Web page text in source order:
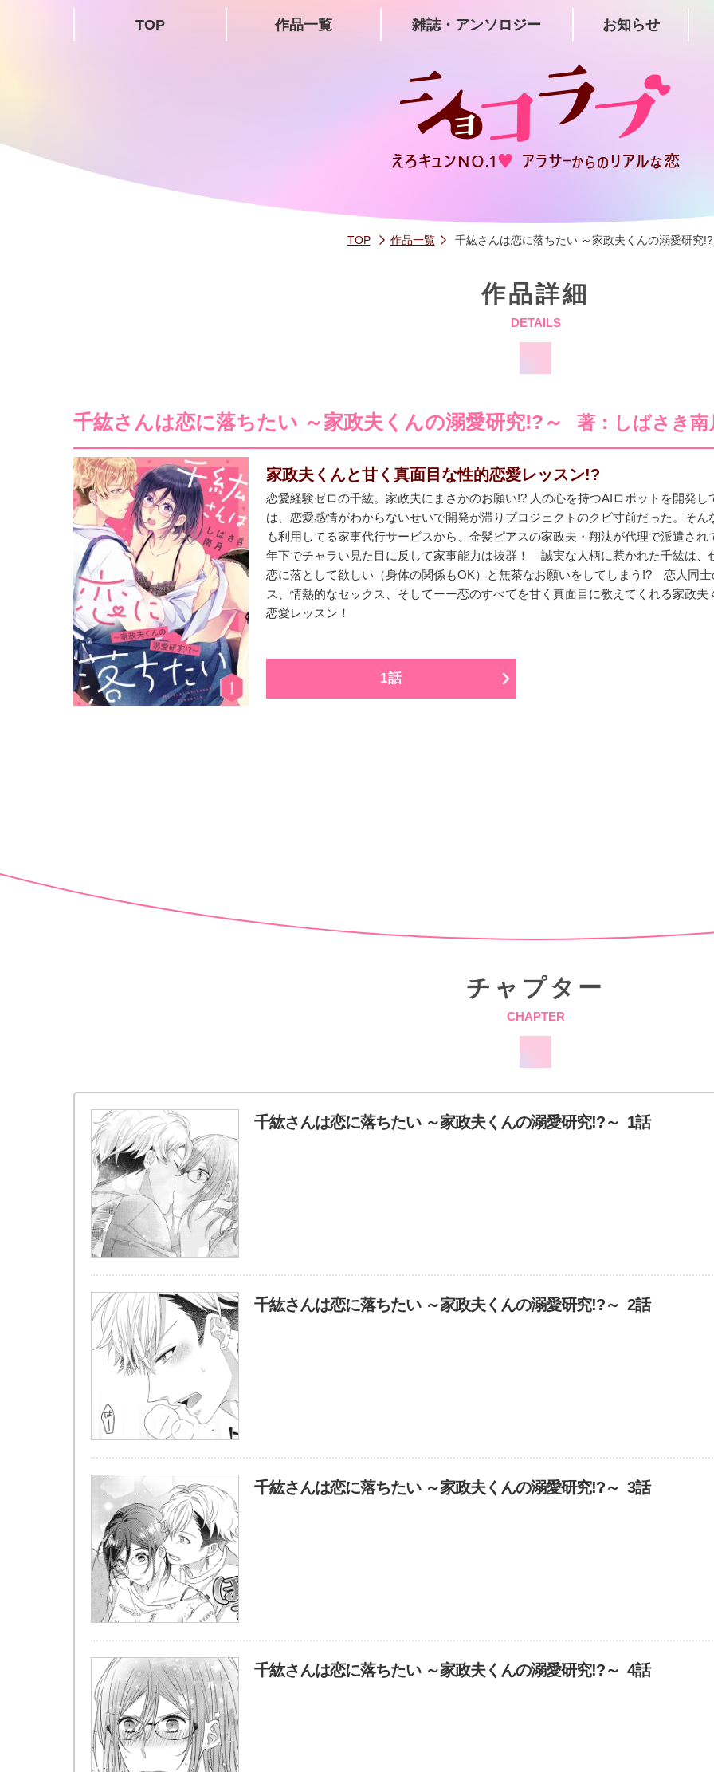
TOP 作品一覧 雑誌・アンソロジー お知らせ
TOP 作品一覧 千紘さんは恋に落ちたい ～家政夫くんの溺愛研究
作品詳細
DETAILS
千紘さんは恋に落ちたい ～家政夫くんの溺愛研究!?～ 著：しばさき南
家政夫くんと甘く真面目な性的恋愛レッスン!?
恋愛経験ゼロの千紘。家政夫にまさかのお願い!? 人の心を持つAIロボットを開発し
は、恋愛感情がわからないせいで開発が滞りプロジェクトのクビ寸前だった。そん
も利用してる家事代行サービスから、金髪ピアスの家政夫・翔汰が代理で派遣さ
年下でチャラい見た目に反して家事能力は抜群！ 誠実な人柄に惹かれた千紘は、
恋に落として欲しい（身体の関係もOK）と無茶なお願いをしてしまう!? 恋人同士
ス、情熱的なセックス、そしてーー恋のすべてを甘く真面目に教えてくれる家政夫
恋愛レッスン！
1話
チャプター
CHAPTER
千紘さんは恋に落ちたい ～家政夫くんの溺愛研究!?～ 1話
千紘さんは恋に落ちたい ～家政夫くんの溺愛研究!?～ 2話
千紘さんは恋に落ちたい ～家政夫くんの溺愛研究!?～ 3話
千紘さんは恋に落ちたい ～家政夫くんの溺愛研究!?～ 4話